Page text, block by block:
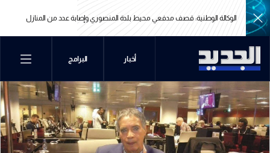
الوكالة الوطنية: قصف مدفعي محيط بلدة المنصوري وإصابة عدد من المنازل
الوكالة الوطنية: قصف مدفعي محيط بلدة المنصوري وإصابة عدد من المنازل
أخبار البرامج